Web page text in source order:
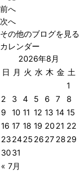
前へ
次へ
その他のブログを見る
カレンダー
2026年8月
日 月 火 水 木 金 土
« 7月
1
2
3 4 5 6 7
8
9
10 11 12 13 14 15
16 17 18 19 20 21 22
23 2425 26 27 28 29
30 31